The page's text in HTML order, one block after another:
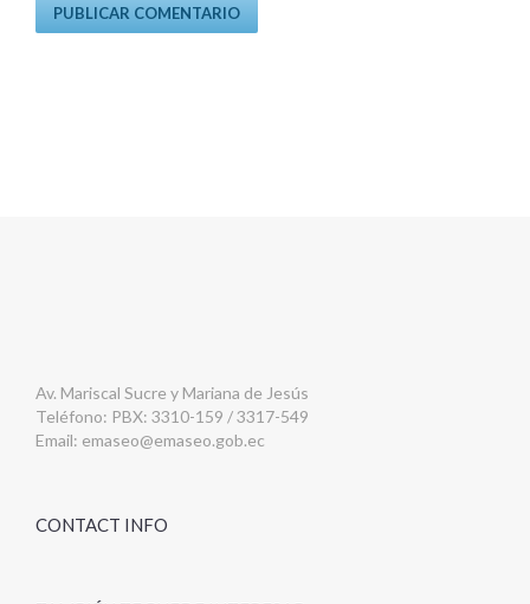
Av. Mariscal Sucre y Mariana de Jesús
Teléfono: PBX: 3310-159 / 3317-549
Email: emaseo@emaseo.gob.ec
CONTACT INFO